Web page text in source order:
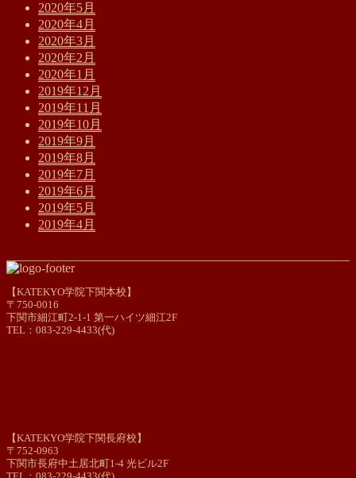
2020年5月
2020年4月
2020年3月
2020年2月
2020年1月
2019年12月
2019年11月
2019年10月
2019年9月
2019年8月
2019年7月
2019年6月
2019年5月
2019年4月
【KATEKYO学院下関本校】
〒750-0016
下関市細江町2-1-1 第一ハイツ細江2F
TEL：083-229-4433(代)
【KATEKYO学院下関長府校】
〒752-0963
下関市長府中土居北町1-4 光ビル2F